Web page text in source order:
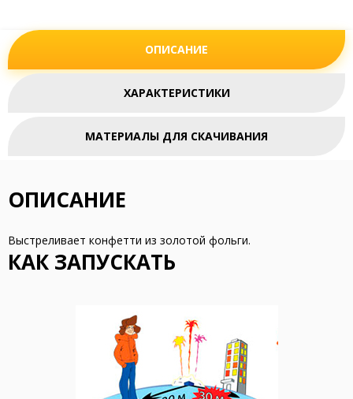
ОПИСАНИЕ
ХАРАКТЕРИСТИКИ
МАТЕРИАЛЫ ДЛЯ СКАЧИВАНИЯ
ОПИСАНИЕ
Выстреливает конфетти из золотой фольги.
КАК ЗАПУСКАТЬ